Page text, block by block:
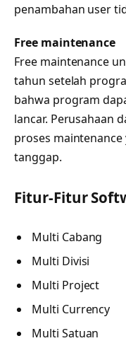
penambahan user
Free maintenance
Free maintenance
tahun setelah
bahwa program
lancar. Perusahaan
proses
tanggap.
Fitur-Fitur
Multi Cabang
Multi Divisi
Multi Project
Multi Currency
Multi Satuan